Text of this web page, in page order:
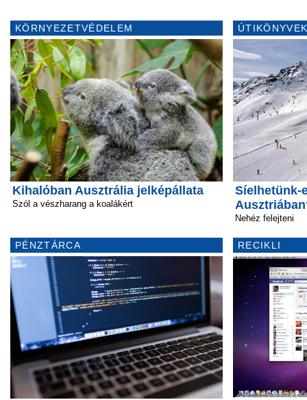
KÖRNYEZETVÉDELEM
Kihalóban Ausztrália jelképállata
Szól a vészharang a koalákért
PÉNZTÁRCA
Síelhetünk-
Nehéz felejteni
RECIKLI